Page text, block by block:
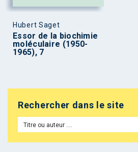
Hubert Saget
Essor de la biochimie
moléculaire (1950-
1965), 7
Rechercher dans le site